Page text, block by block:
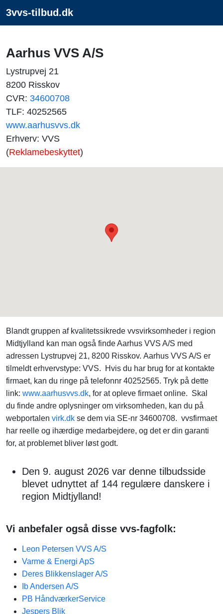
3vvs-tilbud.dk
Aarhus VVS A/S
Lystrupvej 21
8200 Risskov
CVR: 34600708
TLF: 40252565
www.aarhusvvs.dk
Erhverv: VVS
(Reklamebeskyttet)
Blandt gruppen af kvalitetssikrede vvsvirksomheder i region
Midtjylland kan man også finde Aarhus VVS A/S med
adressen Lystrupvej 21, 8200 Risskov. Aarhus VVS A/S er
tilmeldt erhvervstype: VVS. Hvis du har brug for at kontakte
firmaet, kan du ringe på telefonnr 40252565. Tryk på dette
link: www.aarhusvvs.dk, for at opleve firmaet online. Skal
du finde andre oplysninger om virksomheden, kan du på
webportalen virk.dk se dem via SE-nr 34600708. vvsfirmaet
har reelle og ihærdige medarbejdere, og det er din garanti
for, at problemet bliver løst godt.
Den 9. august 2026 var denne tilbudsside
blevet udnyttet af 144 regulære danskere i
region Midtjylland!
Vi anbefaler også disse vvs-fagfolk:
Leon Petersen VVS A/S
Varme & Energi ApS
Deres Blikkenslager A/S
Ib Andersen A/S
PB HåndværkerService
Jespers Blik